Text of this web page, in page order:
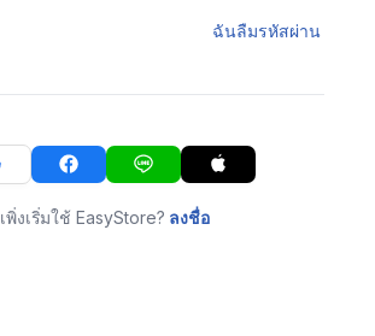
ฉันลืมรหัสผ่าน
เพิ่งเริ่มใช้ EasyStore? ลงชื่อ